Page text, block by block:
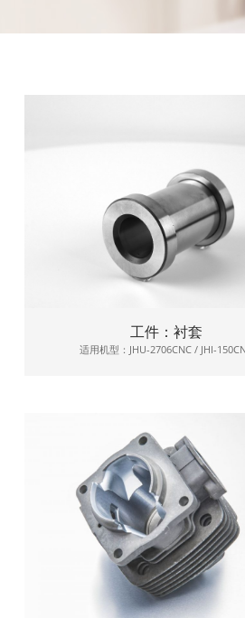
工件：衬套
适用机型：JHU-2706CNC / JHI-